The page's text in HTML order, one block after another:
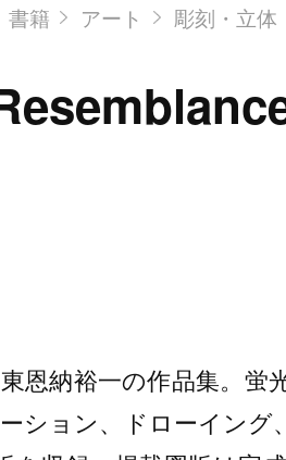
書籍 アート 彫刻・立体
恩納裕一の作品集。蛍
ション、ドローイング